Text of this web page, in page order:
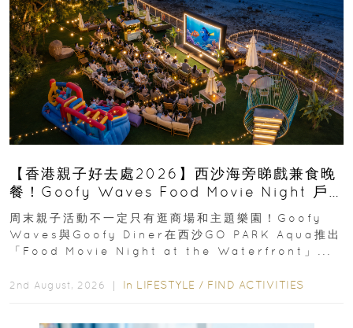
【香港親子好去處2026】西沙海旁睇戲兼食晚
餐！Goofy Waves Food Movie Night 戶
外影院逢週末登場
周末親子活動不一定只有逛商場和主題樂園！Goofy
Waves與Goofy Diner在西沙GO PARK Aqua推出
「Food Movie Night at the Waterfront」...
2nd August, 2026 ｜ In LIFESTYLE / FIND ACTIVITIES